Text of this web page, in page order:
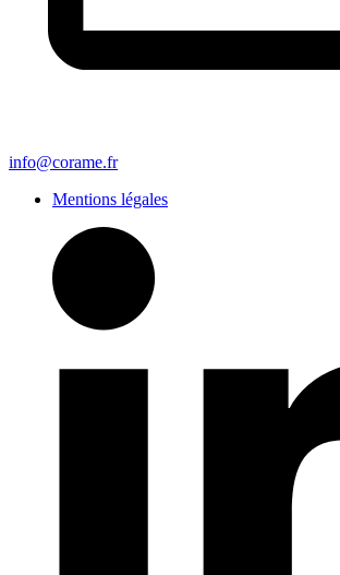
info@corame.fr
Mentions légales